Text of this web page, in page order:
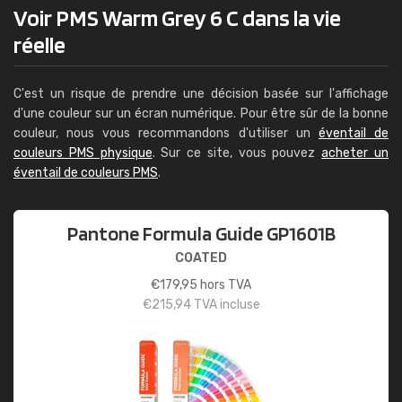
Voir PMS Warm Grey 6 C dans la vie
réelle
C'est un risque de prendre une décision basée sur l'affichage
d'une couleur sur un écran numérique. Pour être sûr de la bonne
couleur, nous vous recommandons d'utiliser un éventail de
couleurs PMS physique. Sur ce site, vous pouvezacheter un
éventail de couleurs PMS.
Pantone Formula Guide GP1601B
COATED
€179,95 hors TVA
€215,94TVA incluse